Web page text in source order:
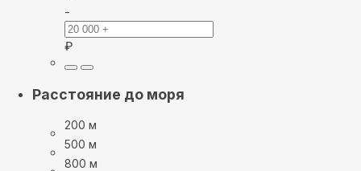
-
₽
Расстояние до моря
200 м
500 м
800 м